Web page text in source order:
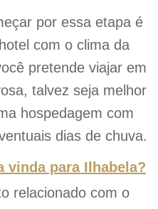
por essa etapa é
com o clima da
pretende viajar em
talvez seja melhor
hospedagem com
dias de chuva.
vinda para Ilhabela?
relacionado com o